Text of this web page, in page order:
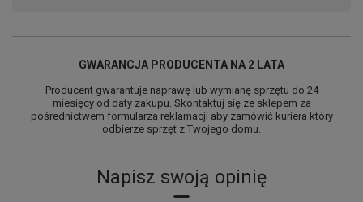
GWARANCJA PRODUCENTA NA 2 LATA
Producent gwarantuje naprawę lub wymianę sprzętu do 24
miesięcy od daty zakupu. Skontaktuj się ze sklepem za
pośrednictwem formularza reklamacji aby zamówić kuriera który
odbierze sprzęt z Twojego domu.
Napisz swoją opinię